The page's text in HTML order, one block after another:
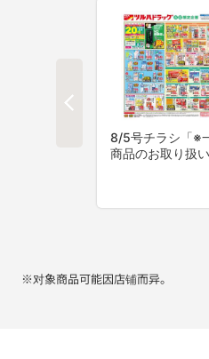
※对象商品可能因店铺而异。